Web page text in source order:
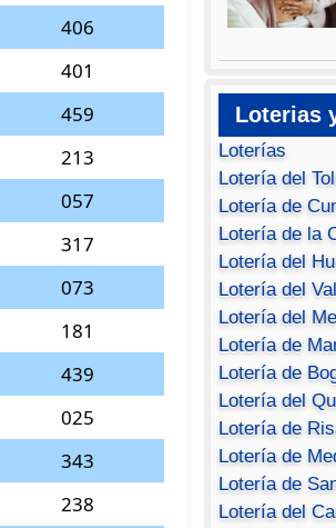
406
401
459
213
057
317
073
181
439
025
343
238
Loterias
Loterías
Lotería del
Lotería de
Lotería de la
Lotería del
Lotería del
Lotería del
Lotería de
Lotería de
Lotería del
Lotería de
Lotería de
Lotería de
Lotería del